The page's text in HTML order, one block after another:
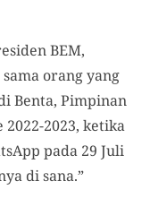
BEM,
orang yang
Benta, Pimpinan
2022-2023, ketika
pada 29 Juli
di sana.”